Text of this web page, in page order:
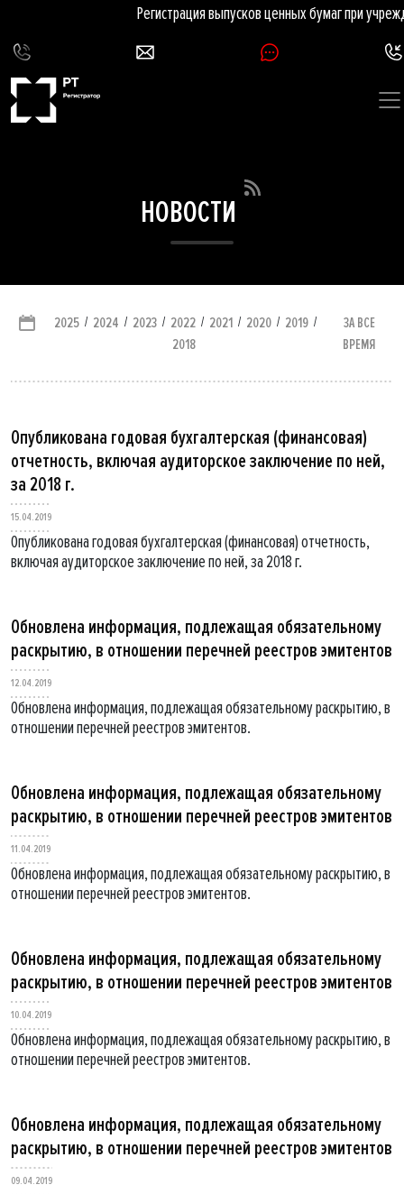
Регистрация выпусков ценных бумаг при
НОВОСТИ
2025 / 2024 / 2023 / 2022 / 2021 / 2020 / 2019 /
2018
ЗА ВСЕ
ВРЕМЯ
Опубликована годовая бухгалтерская (финансовая)
отчетность, включая аудиторское заключение по ней,
за 2018 г.
15.04.2019
Опубликована годовая бухгалтерская (финансовая) отчетность,
включая аудиторское заключение по ней, за 2018 г.
Обновлена информация, подлежащая обязательному
раскрытию, в отношении перечней реестров эмитентов
12.04.2019
Обновлена информация, подлежащая обязательному раскрытию, в
отношении перечней реестров эмитентов.
Обновлена информация, подлежащая обязательному
раскрытию, в отношении перечней реестров эмитентов
11.04.2019
Обновлена информация, подлежащая обязательному раскрытию, в
отношении перечней реестров эмитентов.
Обновлена информация, подлежащая обязательному
раскрытию, в отношении перечней реестров эмитентов
10.04.2019
Обновлена информация, подлежащая обязательному раскрытию, в
отношении перечней реестров эмитентов.
Обновлена информация, подлежащая обязательному
раскрытию, в отношении перечней реестров эмитентов
09.04.2019